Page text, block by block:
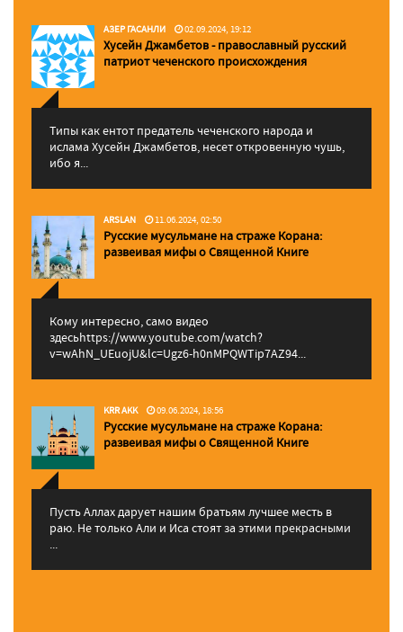
АЗЕР ГАСАНЛИ 02.09.2024, 19:12
Хусейн Джамбетов - православный русский
патриот чеченского происхождения
Типы как ентот предатель чеченского народа и
ислама Хусейн Джамбетов, несет откровенную чушь,
ибо я...
ARSLAN 11.06.2024, 02:50
Русские мусульмане на страже Корана:
pазвеивая мифы о Священной Книге
Кому интересно, само видео
здесьhttps://www.youtube.com/watch?
v=wAhN_UEuojU&lc=Ugz6-h0nMPQWTip7AZ94...
KRR AKK 09.06.2024, 18:56
Русские мусульмане на страже Корана:
pазвеивая мифы о Священной Книге
Пусть Аллах дарует нашим братьям лучшее месть в
раю. Не только Али и Иса стоят за этими прекрасными